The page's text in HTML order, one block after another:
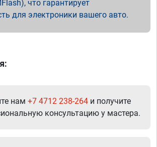
что гарантирует
для электроники вашего авто.
нам +7 4712 238-264 и получите
консультацию у мастера.